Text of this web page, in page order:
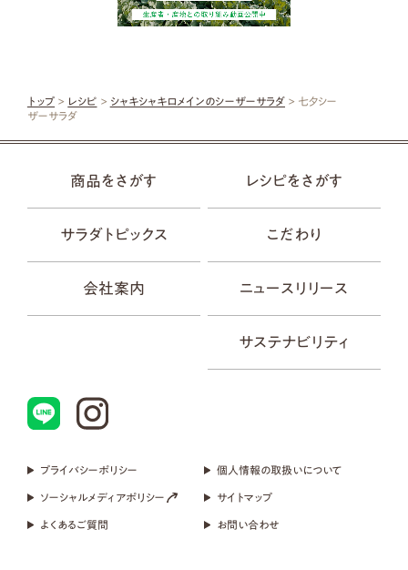
トップ > レシピ > シャキシャキロメインのシーザーサラダ > 七夕シー
ザーサラダ
商品をさがす レシピをさがす
サラダトピックス こだわり
会社案内 ニュースリリース
サステナビリティ
プライバシーポリシー 個人情報の取扱いについて
ソーシャルメディアポリシー サイトマップ
よくあるご質問 お問い合わせ